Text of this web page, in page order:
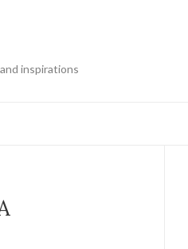
inspirations